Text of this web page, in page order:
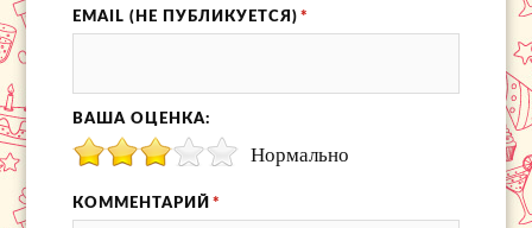
EMAIL (НЕ ПУБЛИКУЕТСЯ) *
ВАША ОЦЕНКА:
Нормально
КОММЕНТАРИЙ *